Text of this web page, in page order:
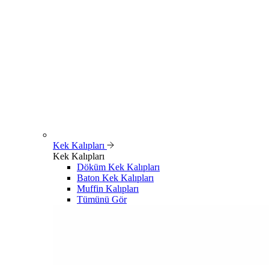
Kek Kalıpları
Kek Kalıpları
Döküm Kek Kalıpları
Baton Kek Kalıpları
Muffin Kalıpları
Tümünü Gör